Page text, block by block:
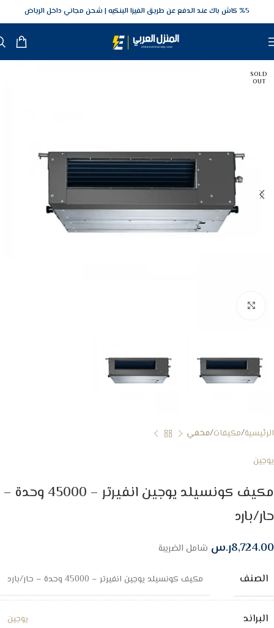
5‎% كاش باك عند الدفع عن طريق الفيزا البنكيه شحن مجاني داخل الرياض
SOLD
OUT
الرئيسية مكيفات مخفي
يوجين
مكيف كونسيلد يوجين انفيرتر – 45000 وحدة –
حار/بارد
8,724.00ر.س شامل الضريبة
الصنف مكيف كونسيلد يوجين انفيرتر – 45000 وحدة – حار/بارد
البراند يوجين